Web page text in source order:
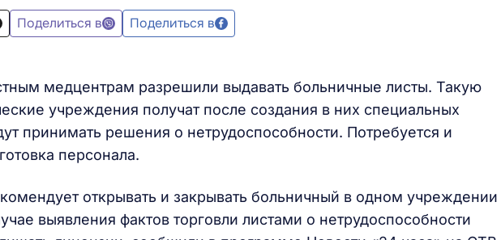
Поделиться в Поделиться в
медцентрам разрешили выдавать больничные листы. Такую
учреждения получат после создания в них специальных
принимать решения о нетрудоспособности. Потребуется и
персонала.
открывать и закрывать больничный в одном учреждении
выявления фактов торговли листами о нетрудоспособности